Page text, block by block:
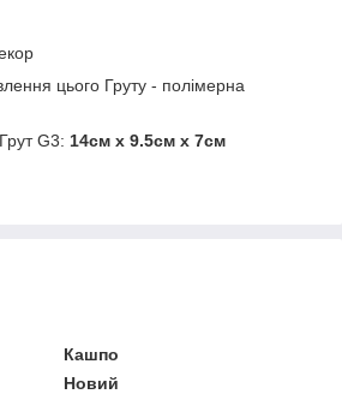
цього Груту - полімерна
G3: 14см х 9.5см х 7см
Кашпо
Новий